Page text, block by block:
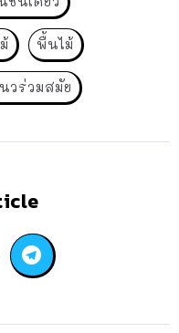
พื้นไม้
วร่วมสมัย